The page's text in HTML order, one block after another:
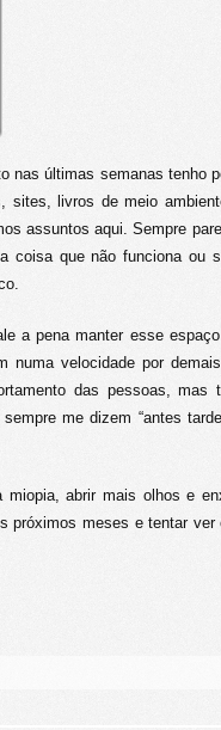
nas últimas semanas tenho
sites, livros de meio
assuntos aqui. Sempre
coisa que não funciona ou
a pena manter esse
numa velocidade por
das pessoas, mas
me dizem “antes
abrir mais olhos e
próximos meses e tentar